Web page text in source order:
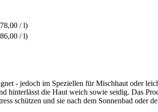
/ l)
/ l)
- jedoch im Speziellen für Mischhaut oder
hinterlässt die Haut weich sowie seidig. Das
schützen und sie nach dem Sonnenbad oder